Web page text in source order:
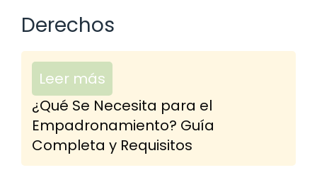
Derechos
Leer más
¿Qué Se Necesita para el
Empadronamiento? Guía
Completa y Requisitos